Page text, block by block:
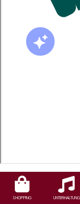
SHOPPING UNTERHALTUNG